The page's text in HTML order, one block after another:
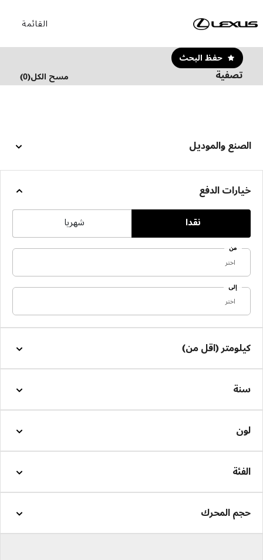
القائمة
حفظ البحث
تصفية مسح الكل(
0
)
الصنع والموديل
خيارات الدفع
نقدا شهريا
من
اختر
إلى
اختر
كيلومتر (اقل من)
سنة
لون
الفئة
حجم المحرك